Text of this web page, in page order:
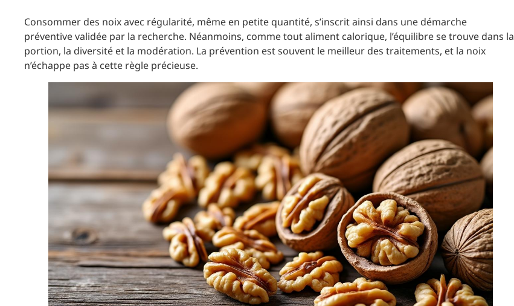
Consommer des noix avec régularité, même en petite quantité, s’inscrit ainsi dans une démarche
préventive validée par la recherche. Néanmoins, comme tout aliment calorique, l’équilibre se trouve dans la
portion, la diversité et la modération. La prévention est souvent le meilleur des traitements, et la noix
n’échappe pas à cette règle précieuse.